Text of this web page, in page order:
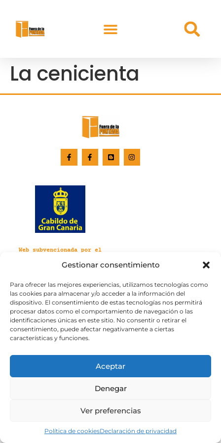
Gestionar consentimiento
Para ofrecer las mejores experiencias, utilizamos tecnologías como
las cookies para almacenar y/o acceder a la información del
dispositivo. El consentimiento de estas tecnologías nos permitirá
procesar datos como el comportamiento de navegación o las
identificaciones únicas en este sitio. No consentir o retirar el
consentimiento, puede afectar negativamente a ciertas
características y funciones.
Aceptar
Denegar
Ver preferencias
Política de cookiesDeclaración de privacidad
La cenicienta
Web subvencionada por el
Aviso legalPolítica de privacidad
Política de cookies
Portal de transparenciaAccesibilidad